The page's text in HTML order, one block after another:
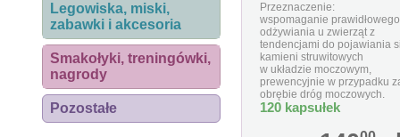
Legowiska, miski,
zabawki i akcesoria
Smakołyki, treningówki,
nagrody
Pozostałe
Przeznaczenie:
wspomaganie prawidłowego
odżywiania u zwierząt z
tendencjami do pojawiania
kamieni struwitowych
w układzie moczowym,
prewencyjnie w przypadku
obrębie dróg moczowych.
120 kapsułek